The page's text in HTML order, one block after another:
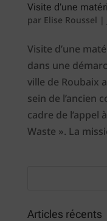
Visite d’une
par Elise Roussel |
Visite d’une
dans une
ville de Roubaix
sein de l’ancien
cadre de l’appel
Waste ». La
Articles récents